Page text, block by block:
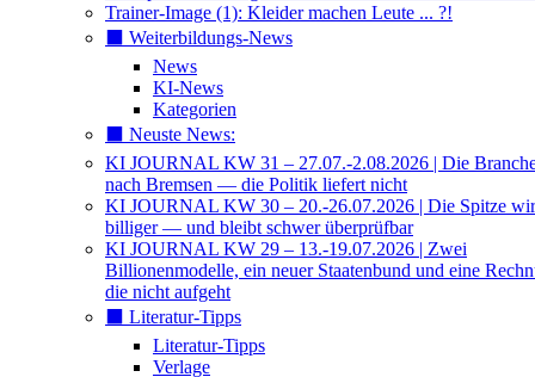
Trainer-Image (1): Kleider machen Leute ... ?!
⬛️ Weiterbildungs-News
News
KI-News
Kategorien
⬛️ Neuste News:
KI JOURNAL KW 31 – 27.07.-2.08.2026 | Die
nach Bremsen — die Politik liefert nicht
KI JOURNAL KW 30 – 20.-26.07.2026 | Die Spitze
billiger — und bleibt schwer überprüfbar
KI JOURNAL KW 29 – 13.-19.07.2026 | Zwei
Billionenmodelle, ein neuer Staatenbund und eine
die nicht aufgeht
⬛️ Literatur-Tipps
Literatur-Tipps
Verlage